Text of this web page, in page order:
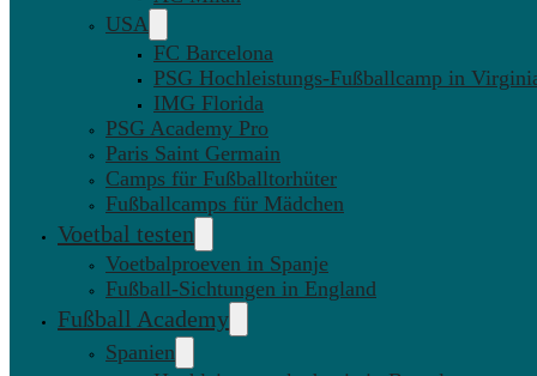
USA
FC Barcelona
PSG Hochleistungs-Fußballcamp in
IMG Florida
PSG Academy Pro
Paris Saint Germain
Camps für Fußballtorhüter
Fußballcamps für Mädchen
Voetbal testen
Voetbalproeven in Spanje
Fußball-Sichtungen in England
Fußball Academy
Spanien